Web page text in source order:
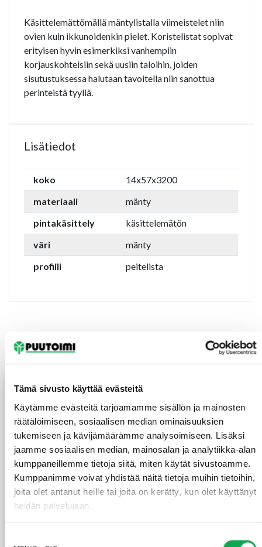
Tämä sivusto käyttää evästeitä
Käytämme evästeitä tarjoamamme sisällön ja mainosten
räätälöimiseen, sosiaalisen median ominaisuuksien
tukemiseen ja kävijämäärämme analysoimiseen. Lisäksi
jaamme sosiaalisen median, mainosalan ja analytiikka-alan
kumppaneillemme tietoja siitä, miten käytät sivustoamme.
Kumppanimme voivat yhdistää näitä tietoja muihin tietoihin,
joita olet antanut heille tai joita on kerätty, kun olet käyttänyt
heidän palvelujaan.
Käsittelemättömällä mäntylistalla viimeistelet niin
ovien kuin ikkunoidenkin pielet. Koristelistat sopivat
erityisen hyvin esimerkiksi vanhempiin
korjauskohteisiin sekä uusiin taloihin, joiden
sisutustuksessa halutaan tavoitella niin sanottua
perinteistä tyyliä.
Lisätiedot
koko
14x57x3200
materiaali
mänty
pintakäsittely
käsittelemätön
väri
mänty
profiili
peitelista
Tutustu myös
Reunalista